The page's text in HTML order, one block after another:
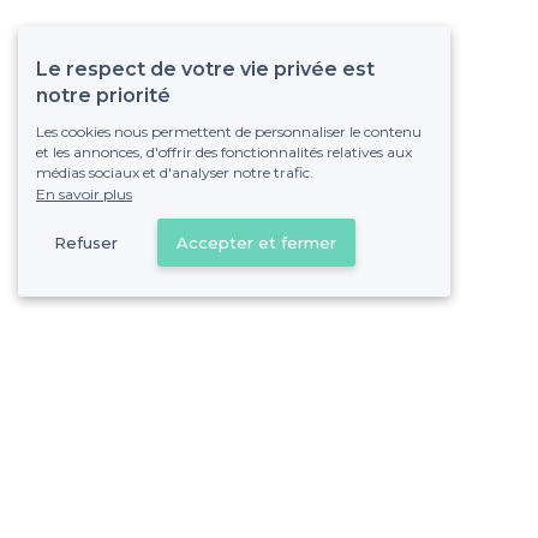
Le respect de votre vie privée est
notre priorité
Les cookies nous permettent de personnaliser le contenu
et les annonces, d'offrir des fonctionnalités relatives aux
médias sociaux et d'analyser notre trafic.
En savoir plus
Refuser Accepter et fermer